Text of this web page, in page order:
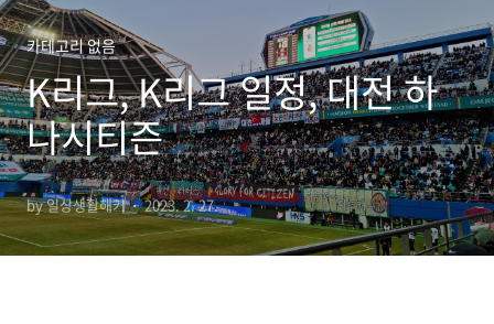
카테고리 없음
K리그, K리그 일정, 대전 하
나시티즌
by 일상생활해커 2023. 2. 27.